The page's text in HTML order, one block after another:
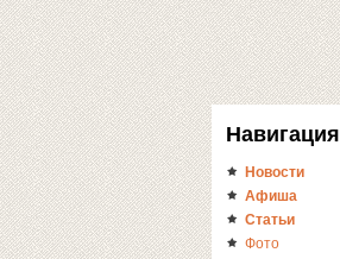
Навигация
Новости
Афиша
Статьи
Фото